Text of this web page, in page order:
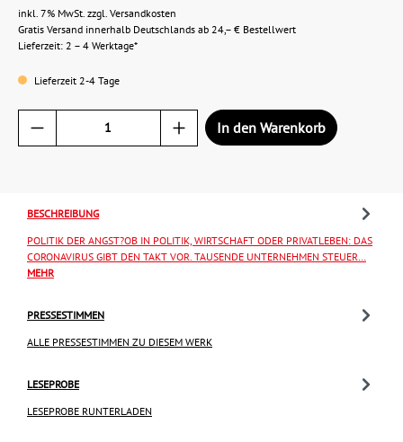
inkl. 7% MwSt. zzgl. Versandkosten
Gratis Versand innerhalb Deutschlands ab 24,– € Bestellwert
Lieferzeit: 2 – 4 Werktage*
Lieferzeit 2-4 Tage
In den Warenkorb
BESCHREIBUNG
POLITIK DER ANGST?OB IN POLITIK, WIRTSCHAFT ODER PRIVATLEBEN: DAS
CORONAVIRUS GIBT DEN TAKT VOR. TAUSENDE UNTERNEHMEN STEUER…
MEHR
PRESSESTIMMEN
ALLE PRESSESTIMMEN ZU DIESEM WERK
LESEPROBE
LESEPROBE RUNTERLADEN